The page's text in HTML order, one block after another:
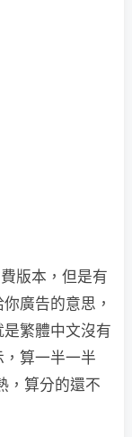
版本，但是有
廣告的意思，
繁體中文沒有
算一半一半
，算分的還不